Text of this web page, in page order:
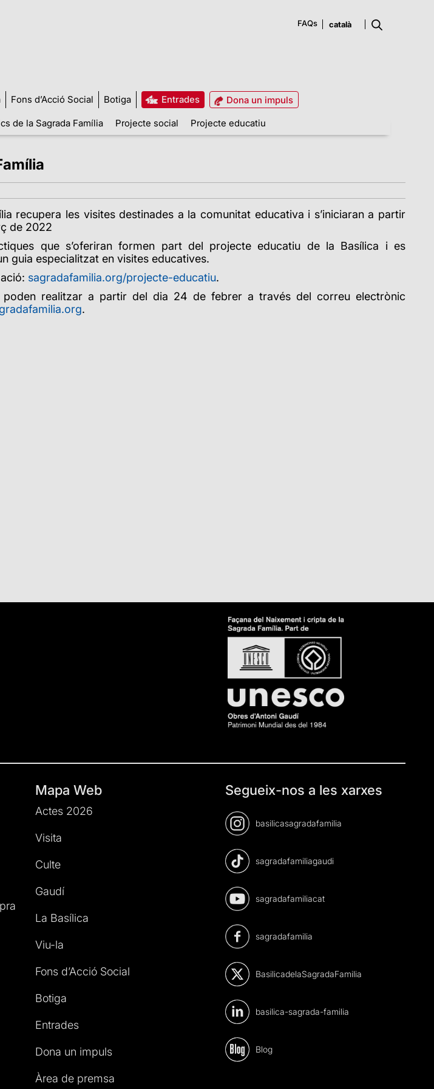
FAQs
Fons d’Acció Social Botiga Entrades
Dona un impuls
de la Sagrada Família Projecte social Projecte educatiu
recupera les visites destinades a la comunitat educativa i s’iniciaran a partir
de 2022
que s’oferiran formen part del projecte educatiu de la Basílica i es
guia especialitzat en visites educatives.
sagradafamilia.org/projecte-educatiu.
poden realitzar a partir del dia 24 de febrer a través del correu electrònic
.
Mapa Web
Actes 2026
Visita
Culte
Gaudí
La Basílica
Viu-la
Fons d’Acció Social
Botiga
Entrades
Dona un impuls
Àrea de premsa
Segueix-nos a les xarxes
basilicasagradafamilia
sagradafamiliagaudi
sagradafamiliacat
sagradafamilia
BasilicadelaSagradaFamilia
basilica-sagrada-familia
Blog